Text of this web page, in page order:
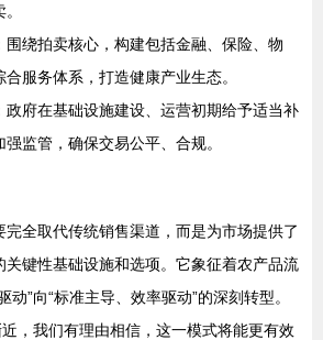
围绕拍卖核心，构建包括金融、保险、物
服务体系，打造健康产业生态。
政府在基础设施建设、运营初期给予适当补
监管，确保交易公平、合规。
完全取代传统销售渠道，而是为市场提供了
关键性基础设施和选项。它象征着农产品流
动”向“标准主导、效率驱动”的深刻转型。
近，我们有理由相信，这一模式将能更有效